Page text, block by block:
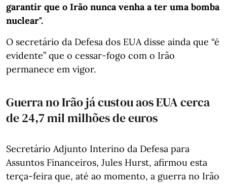
garantir que o Irão nunca venha a ter uma bomba
nuclear".
O secretário da Defesa dos EUA disse ainda que “é
evidente” que o cessar-fogo com o Irão
permanece em vigor.
Guerra no Irão já custou aos EUA cerca
de 24,7 mil milhões de euros
Secretário Adjunto Interino da Defesa para
Assuntos Financeiros, Jules Hurst, afirmou esta
terça-feira que, até ao momento, a guerra no Irão